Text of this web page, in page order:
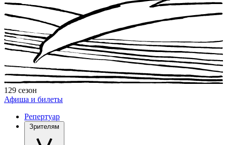
129 сезон
Афиша и билеты
Репертуар
Зрителям